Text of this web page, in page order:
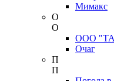
Мимакс
О
О
ООО
Очаг
П
П